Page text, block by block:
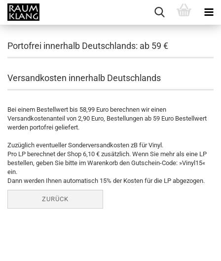
Portofrei innerhalb Deutschlands: ab 59 €
Versandkosten innerhalb Deutschlands
Bei einem Bestellwert bis 58,99 Euro berechnen wir einen
Versandkostenanteil von 2,90 Euro, Bestellungen ab 59 Euro Bestellwert
werden portofrei geliefert.
Zuzüglich eventueller Sonderversandkosten zB für Vinyl.
Pro LP berechnet der Shop 6,10 € zusätzlich. Wenn Sie mehr als eine LP
bestellen, geben Sie bitte im Warenkorb den Gutschein-Code: »Vinyl15«
ein.
Dann werden Ihnen automatisch 15% der Kosten für die LP abgezogen.
ZURÜCK